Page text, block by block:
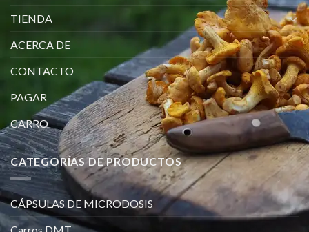
TIENDA
ACERCA DE
CONTACTO
PAGAR
CARRO
CATEGORÍAS DE PRODUCTOS
CÁPSULAS DE MICRODOSIS
Carros DMT